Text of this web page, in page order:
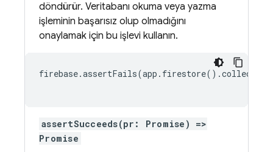
döndürür. Veritabanı okuma veya yazma
işleminin başarısız olup olmadığını
onaylamak için bu işlevi kullanın.
assertSucceeds(pr: Promise) =>
Promise